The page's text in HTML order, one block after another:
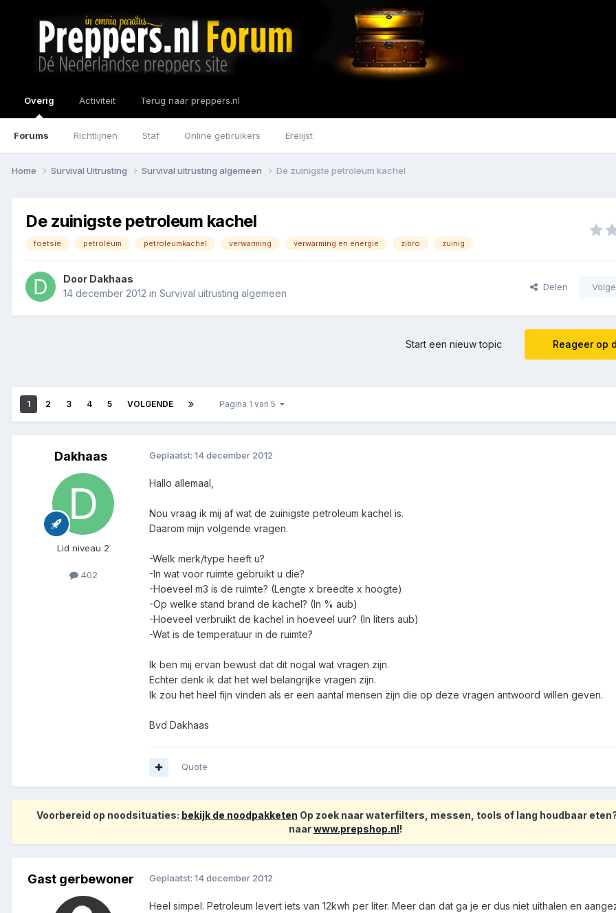
Overig
Forums Richtlijnen Staf Online gebruikers Erelijst
Activiteit Terug naar preppers.nl
Home Survival Uitrusting Survival uitrusting algemeen De zuinigste petroleum kachel
De zuinigste petroleum kachel
foetsie petroleum petroleumkachel verwarming verwarming en energie zibro zuinig
Door Dakhaas
14 december 2012 in Survival uitrusting algemeen
Delen
Reageer op
Start een nieuw topic
1 2 3 4 5 VOLGENDE Pagina 1 van 5
Dakhaas
Lid niveau 2
402
Geplaatst: 14 december 2012
Hallo allemaal,
Nou vraag ik mij af wat de zuinigste petroleum kachel is.
Daarom mijn volgende vragen.
-Welk merk/type heeft u?
-In wat voor ruimte gebruikt u die?
-Hoeveel m3 is de ruimte? (Lengte x breedte x hoogte)
-Op welke stand brand de kachel? (In % aub)
-Hoeveel verbruikt de kachel in hoeveel uur? (In liters aub)
-Wat is de temperatuur in de ruimte?
Ik ben mij ervan bewust dat dit nogal wat vragen zijn.
Echter denk ik dat het wel belangrijke vragen zijn.
Ik zou het heel fijn vinden als er een aantal mensen zijn die op deze vragen antwoord willen geven.
Bvd Dakhaas
Quote
Voorbereid op noodsituaties: bekijk de noodpakketen Op zoek naar waterfilters, messen, tools of lang houdbaar
naarwww.prepshop.nl!
Gast gerbewoner Geplaatst: 14 december 2012
Heel simpel. Petroleum levert iets van 12kwh per liter. Meer dan dat ga je er dus niet uithalen en